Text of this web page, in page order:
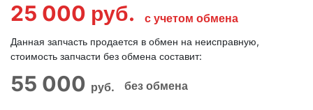
25 000 руб. с учетом обмена
Данная запчасть продается в обмен на неисправную,
стоимость запчасти без обмена составит:
55 000 руб. без обмена